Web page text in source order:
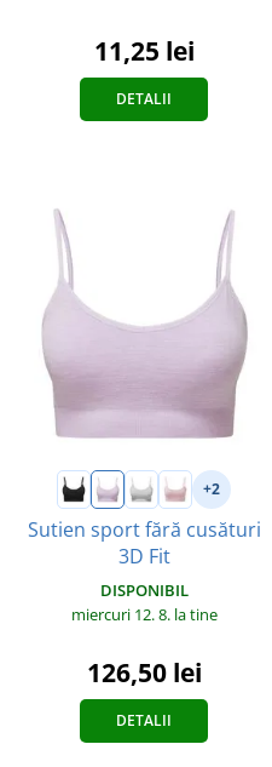
11,25 lei
DETALII
+2
Sutien sport fără cusături
3D Fit
DISPONIBIL
miercuri 12. 8. la tine
126,50 lei
DETALII